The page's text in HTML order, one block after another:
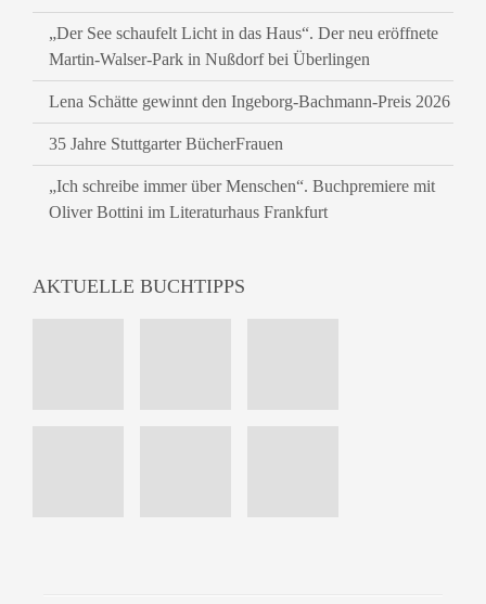
„Der See schaufelt Licht in das Haus“. Der neu eröffnete
Martin-Walser-Park in Nußdorf bei Überlingen
Lena Schätte gewinnt den Ingeborg-Bachmann-Preis 2026
35 Jahre Stuttgarter BücherFrauen
„Ich schreibe immer über Menschen“. Buchpremiere mit
Oliver Bottini im Literaturhaus Frankfurt
AKTUELLE BUCHTIPPS